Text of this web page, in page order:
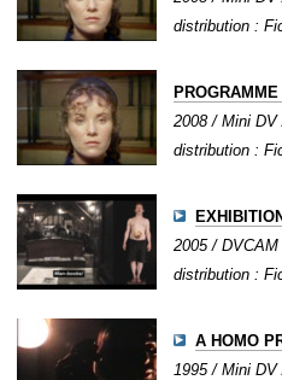
distribution :
2008 / Mini
distribution :
2005 /
distribution :
A HOMO
1995 / Mini